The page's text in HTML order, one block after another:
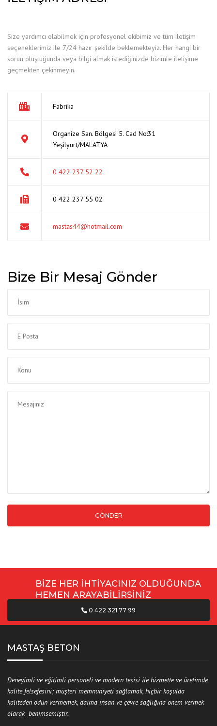
Size yardımcı olabilmek için profesyonel ekibimiz ve tüm iletişim
seçeneklerimiz ile 7/24 hazır şekilde beklemekteyiz. Her hangi bir
sorun oluştuğunda veya bilgi almak istediğinizde bizimle iletişime
geçmekten çekinmeyin.
Fabrika
Organize San. Bölgesi 5. Cad No:31
Yeşilyurt/MALATYA
0 422 237 52 22
0 422 237 55 02
mastas44@hotmail.com
Bize Bir Mesaj Gönder
BİZE HER İHTİYACINIZ OLDUĞUNDA
HEMEN ARAYABİLİRSİNİZ
0 422 321 77 99
MASTAŞ BETON
Deneyimli ve eğitimli personeli ve modern tesisi ile hizmette ve üretimde
kalite felsefesini; müşteri memnuniyeti sağlamak, hiçbir koşulda
kaliteden ödün vermemek, daima insan ve çevre sağlığına önem vermek
olarak benimsemiştir.